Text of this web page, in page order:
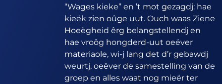
“Wages kieke” en ’t mot gezagdj: hae
kieëk zien oûge uut. Ouch waas Ziene
Hoeëgheid êrg belangstellendj en
hae vroôg hongderd-uut oeëver
materiaole, wi-j lang det d’r gebawdj
weurtj, oeëver de samestelling van de
groep en alles waat nog mieër ter